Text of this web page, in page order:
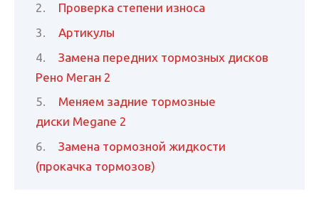
Проверка степени износа
Артикулы
Замена передних тормозных дисков
Рено Меган 2
Меняем задние тормозные
диски Megane 2
Замена тормозной жидкости
(прокачка тормозов)